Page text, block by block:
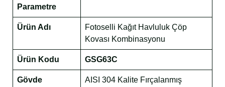
Parametre
Ürün Adı
Fotoselli Kağıt Havluluk Çöp
Kovası Kombinasyonu
Ürün Kodu GSG63C
Gövde
AISI 304 Kalite Fırçalanmış